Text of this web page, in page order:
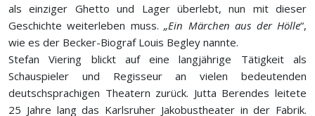
als einziger Ghetto und Lager überlebt, nun mit dieser
Geschichte weiterleben muss.„Ein Märchen aus der Hölle“,
wie es der Becker-Biograf Louis Begley nannte.
Stefan Viering blickt auf eine langjährige Tätigkeit als
Schauspieler und Regisseur an vielen bedeutenden
deutschsprachigen Theatern zurück. Jutta Berendes leitete
25 Jahre lang das Karlsruher Jakobustheater in der Fabrik.